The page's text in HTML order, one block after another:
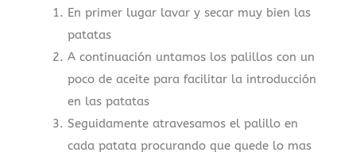
En primer lugar lavar y secar muy bien las
patatas
A continuación untamos los palillos con un
poco de aceite para facilitar la introducción
en las patatas
Seguidamente atravesamos el palillo en
cada patata procurando que quede lo mas